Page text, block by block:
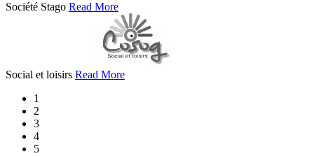
Société Stago Read More
Social et loisirs Read More
1
2
3
4
5